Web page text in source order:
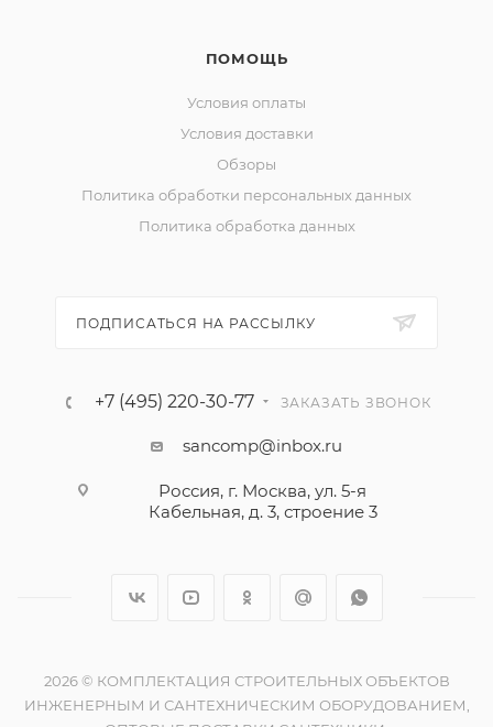
ПОМОЩЬ
Условия оплаты
Условия доставки
Обзоры
Политика обработки персональных данных
Политика обработка данных
ПОДПИСАТЬСЯ НА РАССЫЛКУ
+7 (495) 220-30-77 ЗАКАЗАТЬ ЗВОНОК
sancomp@inbox.ru
Россия, г. Москва, ул. 5-я
Кабельная, д. 3, строение 3
2026 © КОМПЛЕКТАЦИЯ СТРОИТЕЛЬНЫХ ОБЪЕКТОВ
ИНЖЕНЕРНЫМ И САНТЕХНИЧЕСКИМ ОБОРУДОВАНИЕМ,